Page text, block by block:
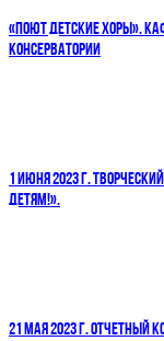
«ПОЮТ ДЕТСКИЕ ХОРЫ».
КОНСЕРВАТОРИИ
1 ИЮНЯ 2023 Г.
ДЕТЯМ!».
21 МАЯ 2023 Г. ОТЧЕТНЫЙ